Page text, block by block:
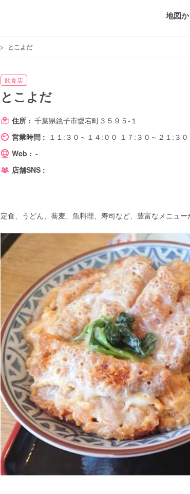
地図
> とこよだ
飲食店
とこよだ
住所 : 千葉県銚子市愛宕町３５９５-１
営業時間 : １１:３０～１４:００ １７:３０～２１:３
Web : -
店舗SNS :
定食、うどん、蕎麦、魚料理、寿司など、豊富なメニュ